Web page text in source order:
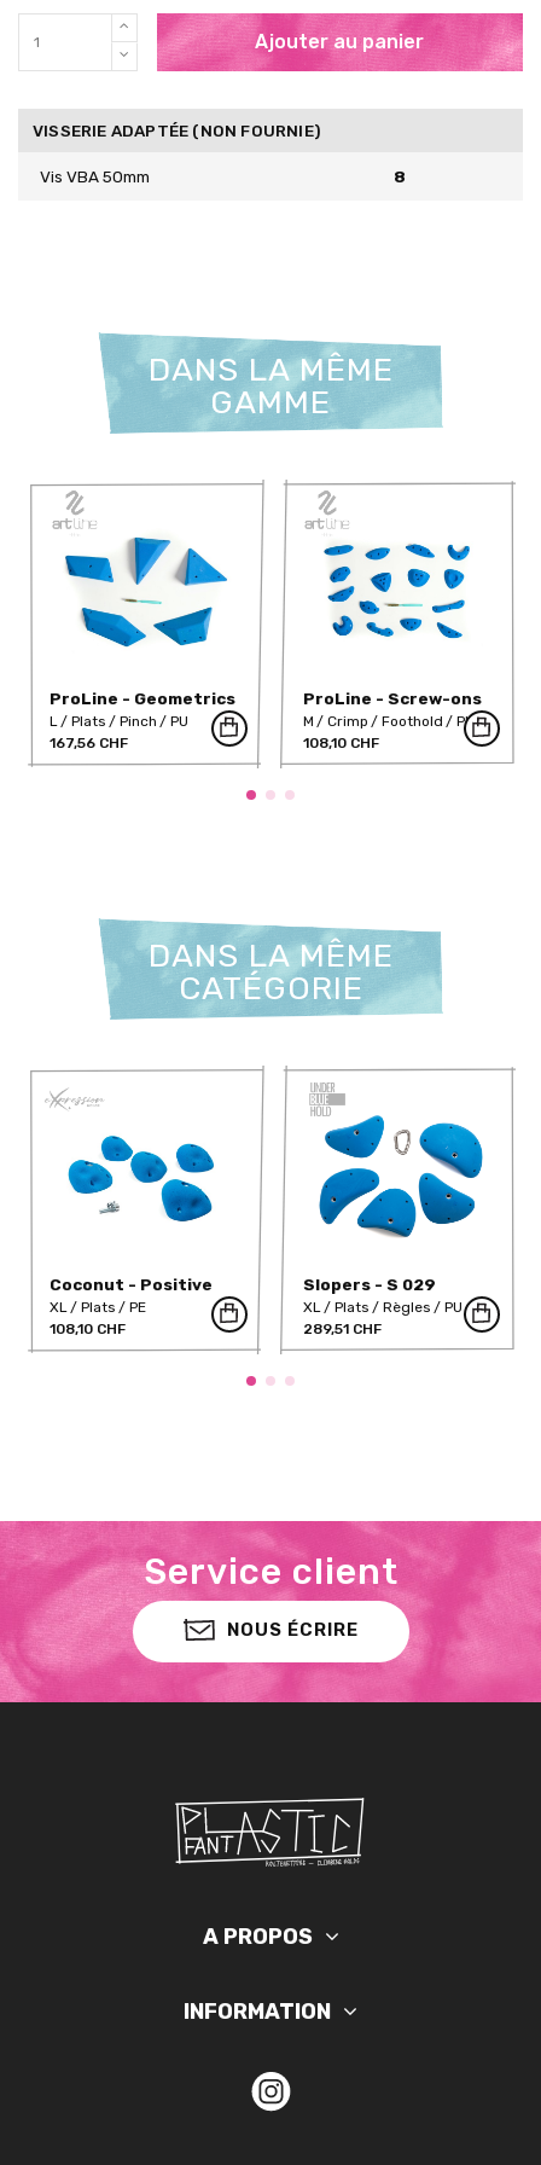
Ajouter au panier
VISSERIE ADAPTÉE (NON FOURNIE)
Vis VBA 50mm 8
DANS LA MÊME
GAMME
ProLine - Geometrics
6 (PU)
L Plats Pinch
PU
167,56 CHF
ProLine - Screw-ons
04 (PU)
M Crimp Foothold
PU
108,10 CHF
DANS LA MÊME
CATÉGORIE
Coconut - Positive
Slopers 2
XL Plats
PE
108,10 CHF
Slopers - S 029
XL Plats Règles
PU
289,51 CHF
Service client
NOUS ÉCRIRE
A PROPOS
INFORMATION